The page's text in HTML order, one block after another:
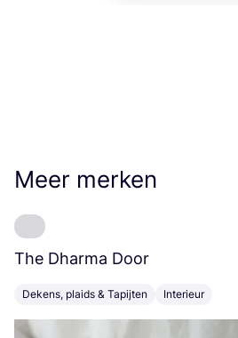
Meer merken
The Dharma Door
Dekens, plaids & Tapijten Interieur